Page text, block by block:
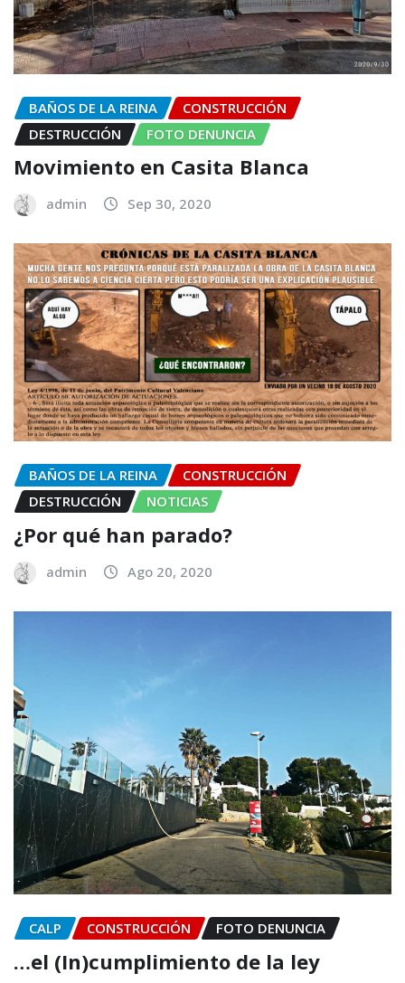
BAÑOS DE LA REINA
CONSTRUCCIÓN
DESTRUCCIÓN
FOTO DENUNCIA
Movimiento en Casita Blanca
admin Sep 30, 2020
BAÑOS DE LA REINA
CONSTRUCCIÓN
DESTRUCCIÓN
NOTICIAS
¿Por qué han parado?
admin Ago 20, 2020
CALP CONSTRUCCIÓN FOTO DENUNCIA
…el (In)cumplimiento de la ley